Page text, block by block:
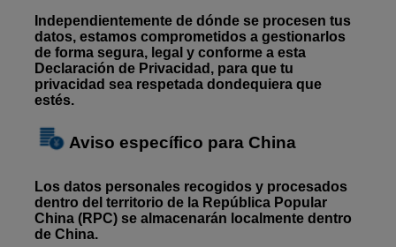
Independientemente de dónde se procesen tus
datos, estamos comprometidos a gestionarlos
de forma segura, legal y conforme a esta
Declaración de Privacidad, para que tu
privacidad sea respetada dondequiera que
estés.
Aviso específico para China
Los datos personales recogidos y procesados
dentro del territorio de la República Popular
China (RPC) se almacenarán localmente dentro
de China.